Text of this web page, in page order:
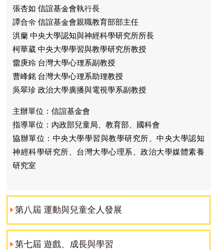
張杏如 信誼基金會執行長
譚合令 信誼基金會親職教育部部主任
洪蘭 中央大學認知與神經科學研究所所長
柯華葳 中央大學學習與教學研究所教授
雷庚玲 台灣大學心理系副教授
曹峰銘 台灣大學心理系助理教授
吳翠珍 政治大學廣播與電視學系副教授
主辦單位：信誼基金會
指導單位：內政部兒童局、教育部、國科會
協辦單位：中央大學學習與教學研究所、中央大學認知
神經科學研究所、台灣大學心理系、政治大學媒體素養
研究室
第八屆 運動與兒童全人發展
第七屆 遊戲、成長與學習